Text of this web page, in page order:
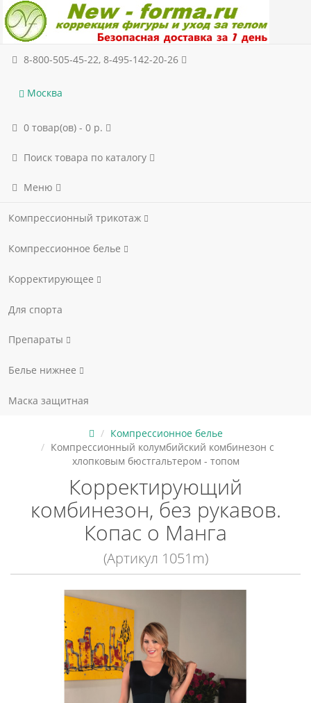
8-800-505-45-22, 8-495-142-20-26
Москва
0 товар(ов) - 0 р.
Поиск товара по каталогу
Меню
Компрессионный трикотаж
Компрессионное белье
Корректирующее
Для спорта
Препараты
Белье нижнее
Маска защитная
Компрессионное белье
Компрессионный колумбийский комбинезон с
хлопковым бюстгальтером - топом
Корректирующий
комбинезон, без рукавов.
Копас о Манга
(Артикул 1051m)